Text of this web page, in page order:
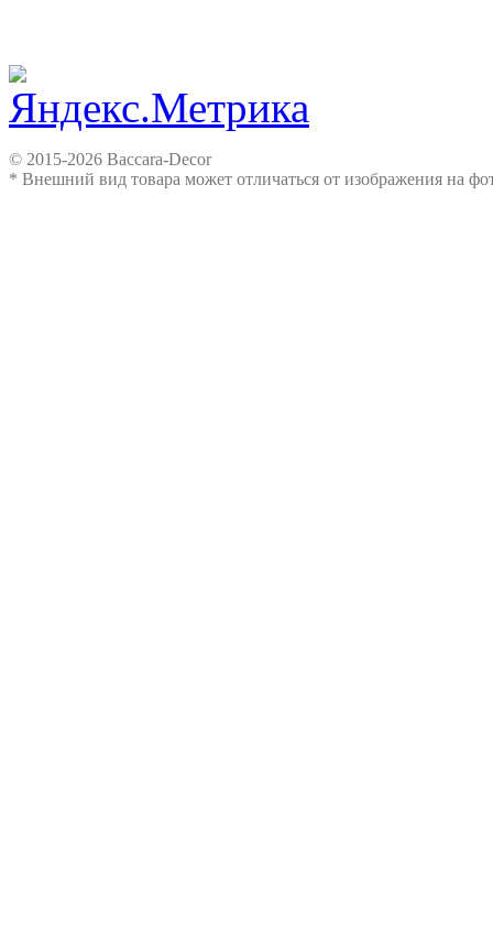
© 2015-2026 Baccara-Decor
* Внешний вид товара может отличаться от изображения на